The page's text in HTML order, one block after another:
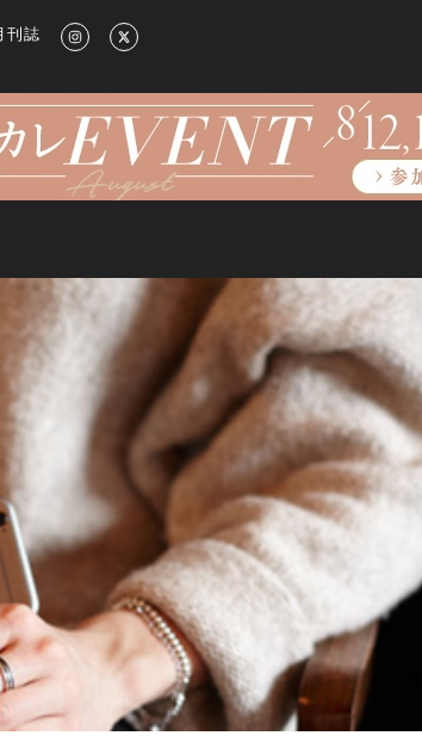
ライフスタイル情報
誌